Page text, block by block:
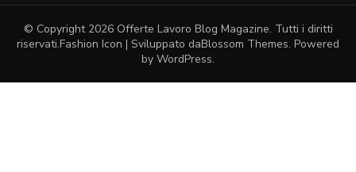
© Copyright 2026 Offerte Lavoro Blog Magazine. Tutti i diritti
riservati.Fashion Icon | Sviluppato daBlossom Themes. Powered
by WordPress.